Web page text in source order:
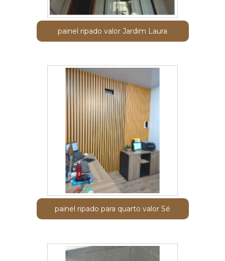
painel ripado valor Jardim Laura
painel ripado para quarto valor Sé